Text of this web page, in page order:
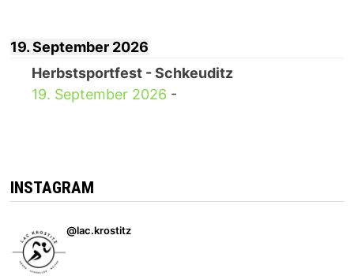
19. September 2026
Herbstsportfest - Schkeuditz
19. September 2026 -
INSTAGRAM
@lac.krostitz